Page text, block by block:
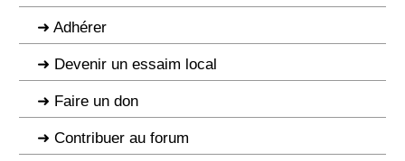
Adhérer
Devenir un essaim local
Faire un don
Contribuer au forum